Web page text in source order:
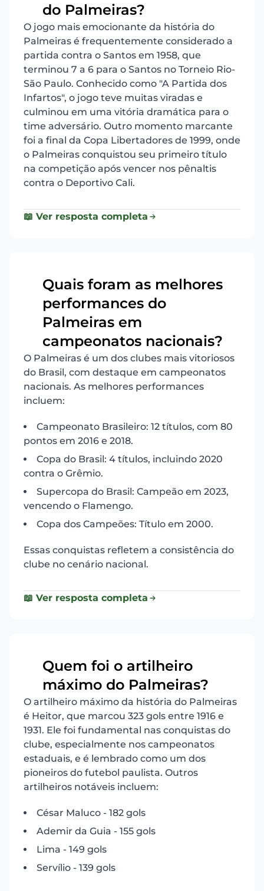
do Palmeiras?
O jogo mais emocionante da história do
Palmeiras é frequentemente considerado a
partida contra o Santos em 1958, que
terminou 7 a 6 para o Santos no Torneio Rio-
São Paulo. Conhecido como "A Partida dos
Infartos", o jogo teve muitas viradas e
culminou em uma vitória dramática para o
time adversário. Outro momento marcante
foi a final da Copa Libertadores de 1999, onde
o Palmeiras conquistou seu primeiro título
na competição após vencer nos pênaltis
contra o Deportivo Cali.
📖 Ver resposta completa
Quais foram as melhores
performances do
Palmeiras em
campeonatos nacionais?
O Palmeiras é um dos clubes mais vitoriosos
do Brasil, com destaque em campeonatos
nacionais. As melhores performances
incluem:
Campeonato Brasileiro: 12 títulos, com 80
pontos em 2016 e 2018.
Copa do Brasil: 4 títulos, incluindo 2020
contra o Grêmio.
Supercopa do Brasil: Campeão em 2023,
vencendo o Flamengo.
Copa dos Campeões: Título em 2000.
Essas conquistas refletem a consistência do
clube no cenário nacional.
📖 Ver resposta completa
Quem foi o artilheiro
máximo do Palmeiras?
O artilheiro máximo da história do Palmeiras
é Heitor, que marcou 323 gols entre 1916 e
1931. Ele foi fundamental nas conquistas do
clube, especialmente nos campeonatos
estaduais, e é lembrado como um dos
pioneiros do futebol paulista. Outros
artilheiros notáveis incluem:
César Maluco - 182 gols
Ademir da Guia - 155 gols
Lima - 149 gols
Servílio - 139 gols